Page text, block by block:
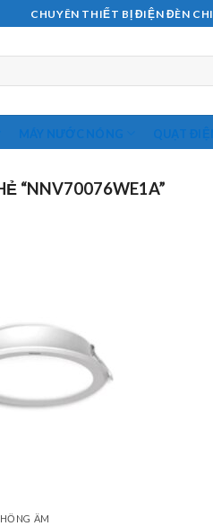
CHUYÊN THIẾT BỊ ĐIỆN ĐÈN
MÁY NƯỚC NÓNG QUẠT
“NNV70076WE1A”
ẨM